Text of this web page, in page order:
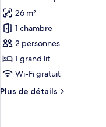
tour
Chambre
Double,
dans
la
tour
toutes
les
photos
pour
ce
type
chambre :
26 m²
1 chambre
2 personnes
1 grand lit
Wi-Fi gratuit
Plus de détails
Plus